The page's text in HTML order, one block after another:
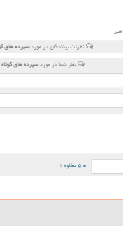
نظرات بینندگان در موردسپرده های
نظر شما در موردسپرده های
= ۵ بعلاوه ۱